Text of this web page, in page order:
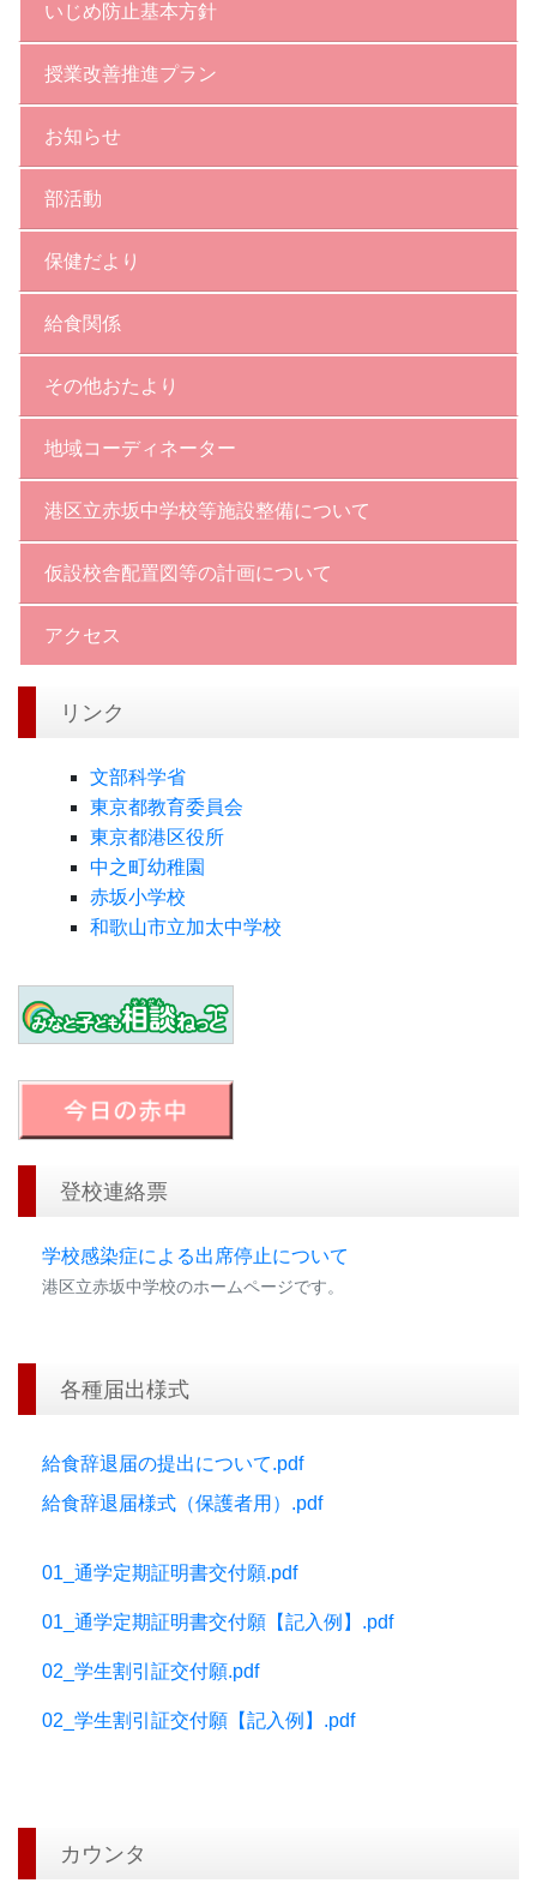
いじめ防止基本方針
授業改善推進プラン
お知らせ
部活動
保健だより
給食関係
その他おたより
地域コーディネーター
港区立赤坂中学校等施設整備について
仮設校舎配置図等の計画について
アクセス
リンク
文部科学省
東京都教育委員会
東京都港区役所
中之町幼稚園
赤坂小学校
和歌山市立加太中学校
登校連絡票
学校感染症による出席停止について
港区立赤坂中学校のホームページです。
各種届出様式
給食辞退届の提出について.pdf
給食辞退届様式（保護者用）.pdf
01_通学定期証明書交付願.pdf
01_通学定期証明書交付願【記入例】.pdf
02_学生割引証交付願.pdf
02_学生割引証交付願【記入例】.pdf
カウンタ